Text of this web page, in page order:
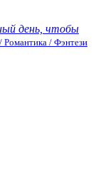
день, чтобы
/ Фэнтези